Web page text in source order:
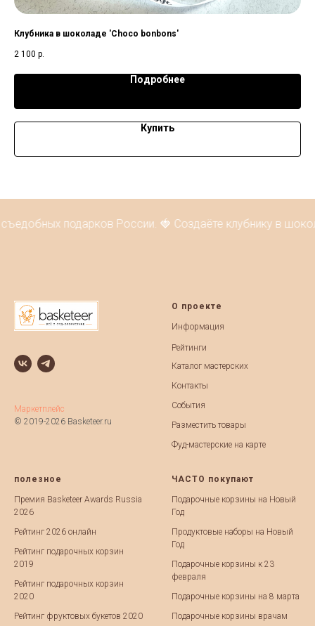
Клубника в шоколаде 'Choco bonbons'
2 100 р.
Подробнее
Купить
подарков России. 🍓 Создаёте клубнику в
Маркетплейс
© 2019-2026 Basketeer.ru
О проекте
Информация
Рейтинги
Каталог мастерских
Контакты
События
Разместить товары
Фуд-мастерские на карте
полезное
Премия Basketeer Awards Russia
2026
Рейтинг 2026 онлайн
Рейтинг подарочных корзин
2019
Рейтинг подарочных корзин
2020
Рейтинг фруктовых букетов 2020
ЧАСТО покупают
Подарочные корзины на Новый
Год
Продуктовые наборы на Новый
Год
Подарочные корзины к 23
февраля
Подарочные корзины на 8 марта
Подарочные корзины врачам